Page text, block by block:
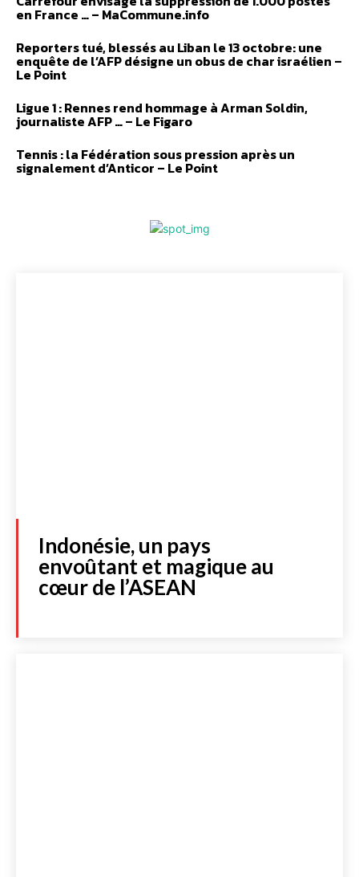
en France … – MaCommune.info
Reporters tué, blessés au Liban le 13 octobre: une
enquête de l’AFP désigne un obus de char israélien –
Le Point
Ligue 1 : Rennes rend hommage à Arman Soldin,
journaliste AFP … – Le Figaro
Tennis : la Fédération sous pression après un
signalement d’Anticor – Le Point
Indonésie, un pays
envoûtant et magique au
cœur de l’ASEAN